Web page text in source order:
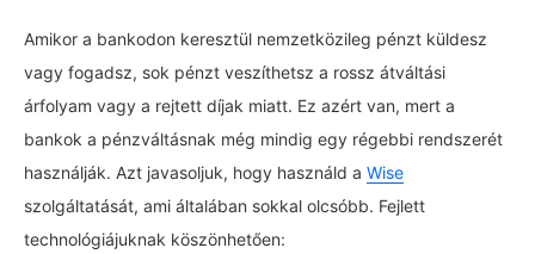
Amikor a bankodon keresztül nemzetközileg pénzt küldesz
vagy fogadsz, sok pénzt veszíthetsz a rossz átváltási
árfolyam vagy a rejtett díjak miatt. Ez azért van, mert a
bankok a pénzváltásnak még mindig egy régebbi rendszerét
használják. Azt javasoljuk, hogy használd a Wise
szolgáltatását, ami általában sokkal olcsóbb. Fejlett
technológiájuknak köszönhetően: